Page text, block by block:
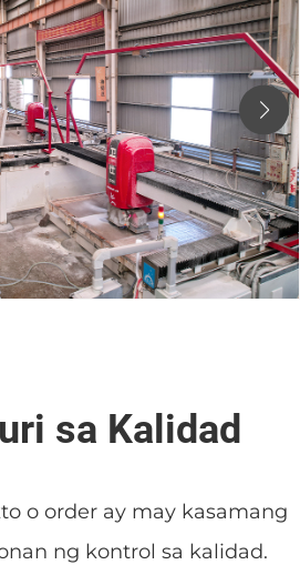
sa Kalidad
o order ay may kasamang
ng kontrol sa kalidad.